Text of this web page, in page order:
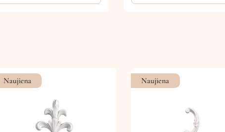
Naujiena Naujiena